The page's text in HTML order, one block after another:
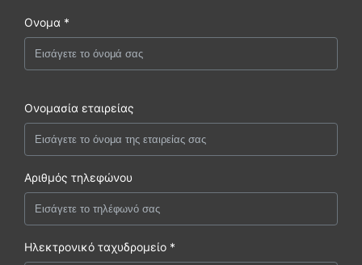
Ονομα *
Ονομασία εταιρείας
Αριθμός τηλεφώνου
Ηλεκτρονικό ταχυδρομείο *